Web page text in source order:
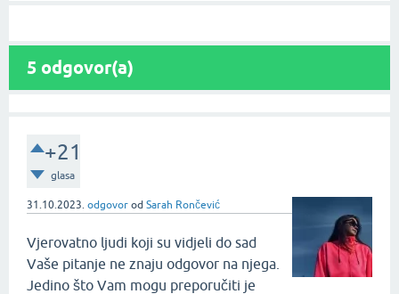
5 odgovor(a)
+21
glasa
31.10.2023. odgovor od Sarah Rončević
Vjerovatno ljudi koji su vidjeli do sad
Vaše pitanje ne znaju odgovor na njega.
Jedino što Vam mogu preporučiti je